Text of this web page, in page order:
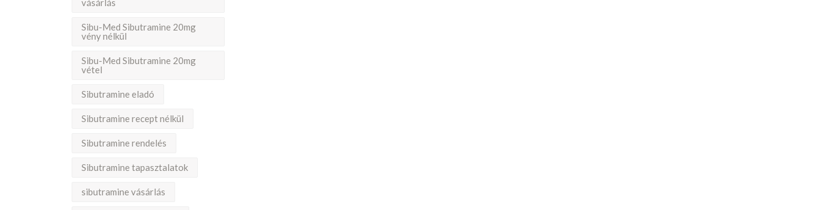
vásárlás
Sibu-Med Sibutramine 20mg
vény nélkül
Sibu-Med Sibutramine 20mg
vétel
Sibutramine eladó
Sibutramine recept nélkül
Sibutramine rendelés
Sibutramine tapasztalatok
sibutramine vásárlás